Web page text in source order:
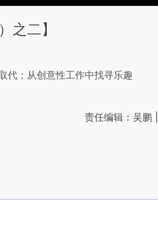
之二】
代；从创意性工作中找寻乐趣
责任编辑：吴鹏